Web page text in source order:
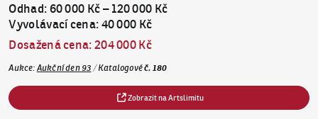
Odhad:60 000 Kč–120 000 Kč
Vyvolávací cena:40 000 Kč
Dosažená cena:204 000 Kč
Aukce: Aukční den 93 /Katalogovéč.180
Zobrazit na Artslimitu